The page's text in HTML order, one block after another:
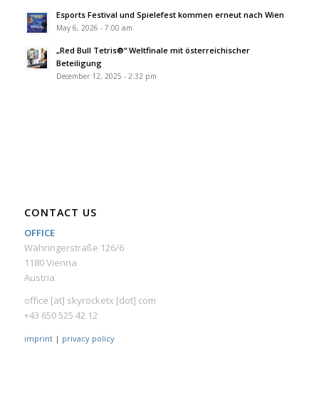
Esports Festival und Spielefest kommen erneut nach Wien
May 6, 2026 - 7:00 am
„Red Bull Tetris®“ Weltfinale mit österreichischer
Beteiligung
December 12, 2025 - 2:32 pm
CONTACT US
OFFICE
Währingerstraße 126/6
1180 Vienna
Austria
office [at] skyrocketx [dot] com
+43 650 525 42 12
imprint| privacy policy